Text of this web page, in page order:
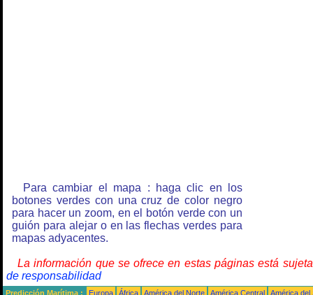
Para cambiar el mapa : haga clic en los
botones verdes con una cruz de color negro
para hacer un zoom, en el botón verde con un
guión para alejar o en las flechas verdes para
mapas adyacentes.
La información que se ofrece en estas páginas está
de responsabilidad
Predicción Marítima : Europa África América del Norte América Central
América del